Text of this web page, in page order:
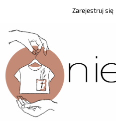
Zarejestruj się